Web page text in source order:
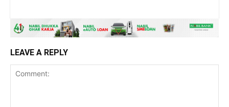
LEAVE A REPLY